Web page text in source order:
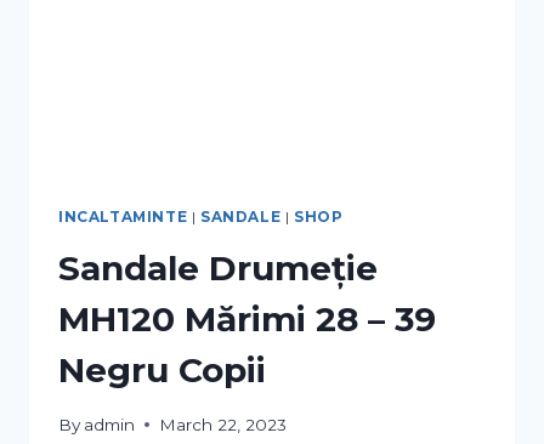
INCALTAMINTE | SANDALE | SHOP
Sandale Drumeție
MH120 Mărimi 28 – 39
Negru Copii
By admin March 22, 2023